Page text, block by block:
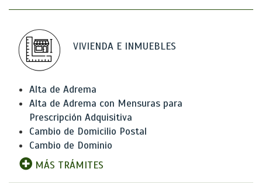
VIVIENDA E INMUEBLES
Alta de Adrema
Alta de Adrema con Mensuras para
Prescripción Adquisitiva
Cambio de Domicilio Postal
Cambio de Dominio
MÁS TRÁMITES